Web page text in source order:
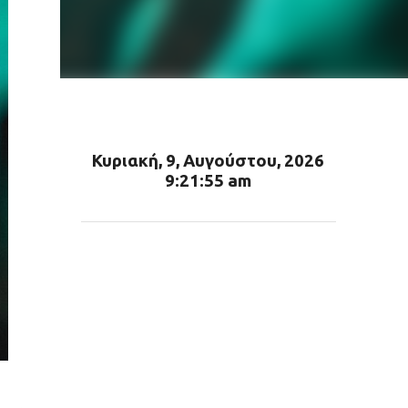
Κυριακή, 9, Αυγούστου, 2026
9:21:57 am